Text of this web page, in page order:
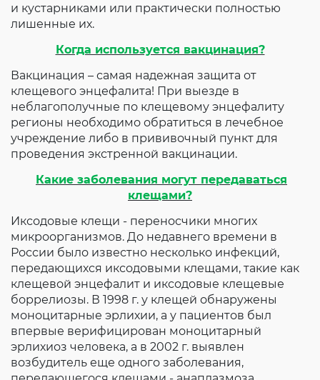
и кустарниками или практически полностью
лишенные их.
Когда используется вакцинация?
Вакцинация – самая надежная защита от
клещевого энцефалита! При выезде в
неблагополучные по клещевому энцефалиту
регионы необходимо обратиться в лечебное
учреждение либо в прививочный пункт для
проведения экстренной вакцинации.
Какие заболевания могут передаваться
клещами?
Иксодовые клещи - переносчики многих
микроорганизмов. До недавнего времени в
России было известно несколько инфекций,
передающихся иксодовыми клещами, такие как
клещевой энцефалит и иксодовые клещевые
боррелиозы. В 1998 г. у клещей обнаружены
моноцитарные эрлихии, а у пациентов был
впервые верифицирован моноцитарный
эрлихиоз человека, а в 2002 г. выявлен
возбудитель еще одного заболевания,